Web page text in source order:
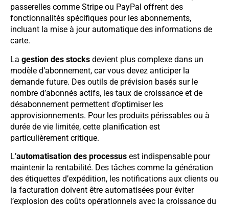
passerelles comme Stripe ou PayPal offrent des
fonctionnalités spécifiques pour les abonnements,
incluant la mise à jour automatique des informations de
carte.
La gestion des stocks devient plus complexe dans un
modèle d’abonnement, car vous devez anticiper la
demande future. Des outils de prévision basés sur le
nombre d’abonnés actifs, les taux de croissance et de
désabonnement permettent d’optimiser les
approvisionnements. Pour les produits périssables ou à
durée de vie limitée, cette planification est
particulièrement critique.
L’automatisation des processus est indispensable pour
maintenir la rentabilité. Des tâches comme la génération
des étiquettes d’expédition, les notifications aux clients ou
la facturation doivent être automatisées pour éviter
l’explosion des coûts opérationnels avec la croissance du